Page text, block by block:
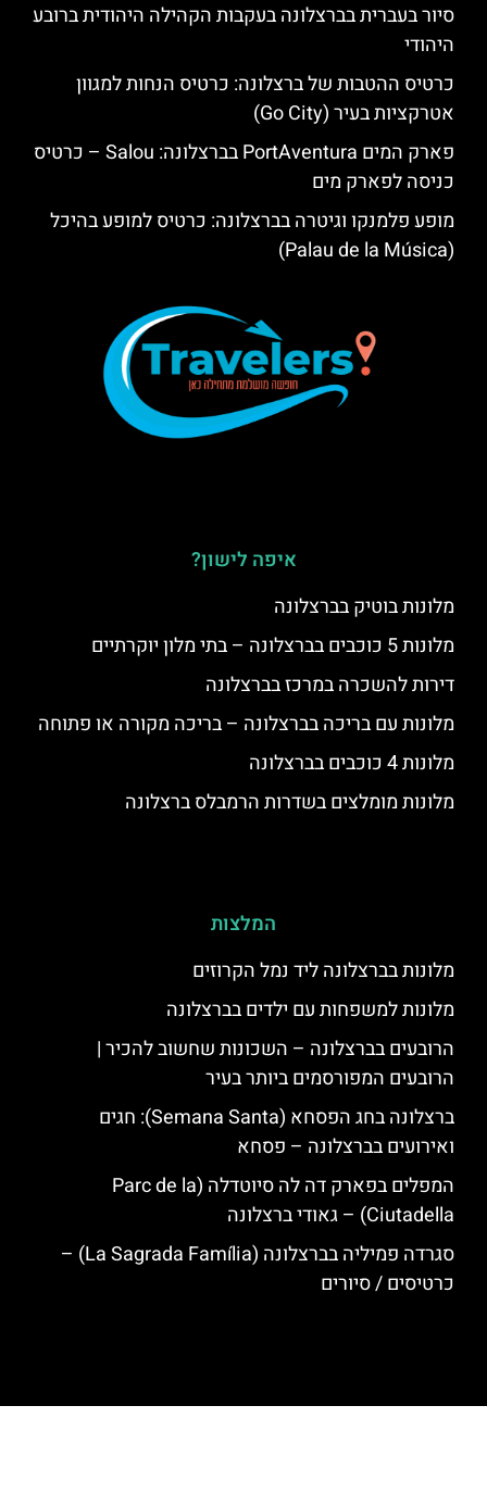
סיור בעברית בברצלונה בעקבות הקהילה היהודית ברובע
היהודי
כרטיס ההטבות של ברצלונה: כרטיס הנחות למגוון
אטרקציות בעיר (Go City)
פארק המים PortAventura בברצלונה: Salou – כרטיס
כניסה לפארק מים
מופע פלמנקו וגיטרה בברצלונה: כרטיס למופע בהיכל
(Palau de la Música)
איפה לישון?
מלונות בוטיק בברצלונה
מלונות 5 כוכבים בברצלונה – בתי מלון יוקרתיים
דירות להשכרה במרכז בברצלונה
מלונות עם בריכה בברצלונה – בריכה מקורה או פתוחה
מלונות 4 כוכבים בברצלונה
מלונות מומלצים בשדרות הרמבלס ברצלונה
המלצות
מלונות בברצלונה ליד נמל הקרוזים
מלונות למשפחות עם ילדים בברצלונה
הרובעים בברצלונה – השכונות שחשוב להכיר |
הרובעים המפורסמים ביותר בעיר
ברצלונה בחג הפסחא (Semana Santa): חגים
ואירועים בברצלונה – פסחא
המפלים בפארק דה לה סיוטדלה (Parc de la
Ciutadella) – גאודי ברצלונה
סגרדה פמיליה בברצלונה (La Sagrada Família) –
כרטיסים / סיורים